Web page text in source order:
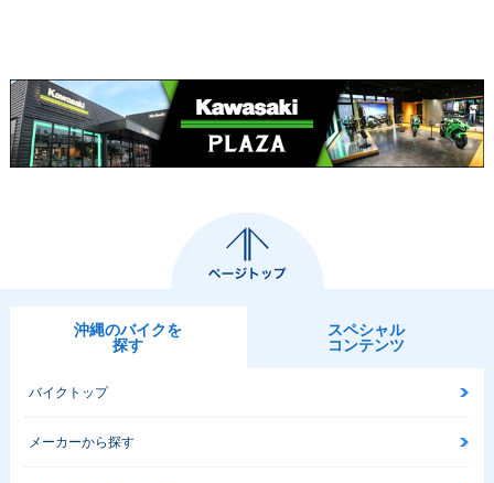
沖縄のバイクを
探す
スペシャル
コンテンツ
バイクトップ
メーカーから探す